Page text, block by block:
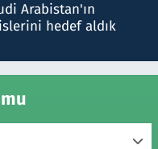
Arabistan'ın
hedef aldık